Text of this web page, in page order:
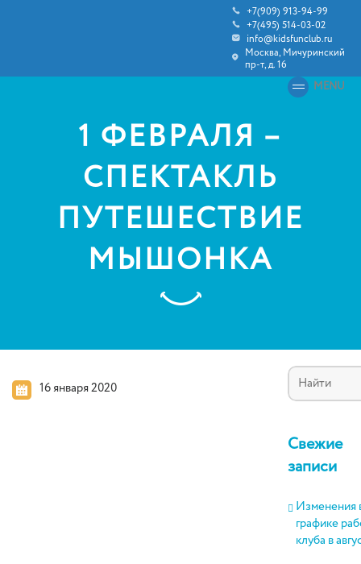
+7(909) 913-94-99
+7(495) 514-03-02
info@kidsfunclub.ru
Москва, Мичуринский
пр-т, д. 16
MENU
1 ФЕВРАЛЯ –
СПЕКТАКЛЬ
ПУТЕШЕСТВИЕ
МЫШОНКА
16 января 2020
Свежие
записи
Изменения
графике
клуба в